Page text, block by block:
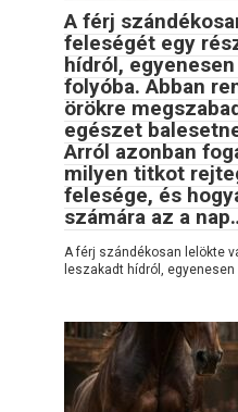
A férj
feleségét egy
hídról,
folyóba. Abban
örökre
egészet
Arról azonban
milyen titkot
felesége, és
számára az a
A férj szándékosan lelökte
leszakadt hídról,